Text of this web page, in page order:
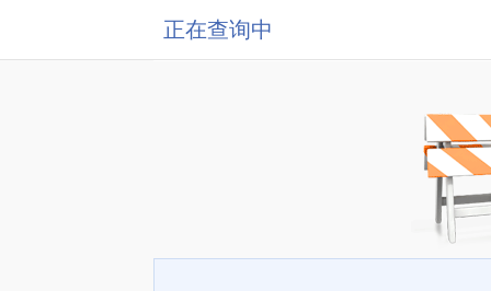
正在查询中